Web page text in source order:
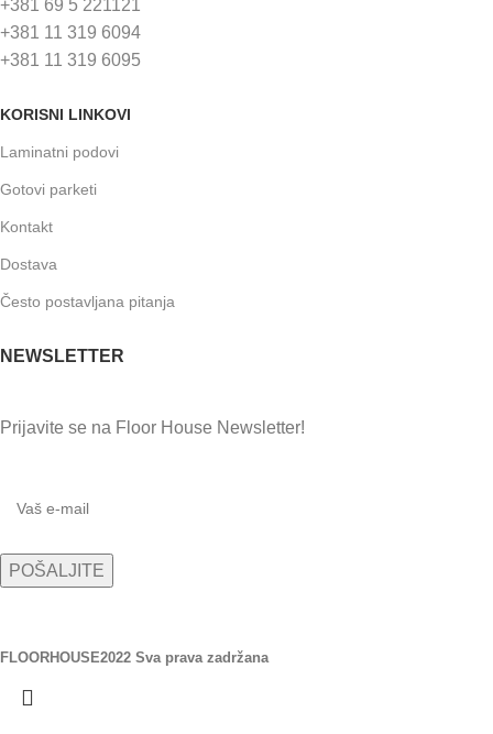
+381 69 5 221121
+381 11 319 6094
+381 11 319 6095
KORISNI LINKOVI
Laminatni podovi
Gotovi parketi
Kontakt
Dostava
Često postavljana pitanja
NEWSLETTER
Prijavite se na Floor House Newsletter!
FLOORHOUSE2022 Sva prava zadržana